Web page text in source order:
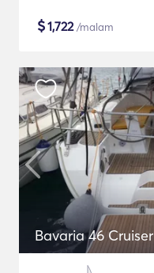
$1,722/malam
Bavaria 46 Cruiser